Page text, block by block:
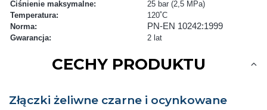
Ciśnienie maksymalne:
25 bar (2,5 MPa)
Temperatura:
120˚C
Norma:
PN-EN 10242:1999
Gwarancja: 2 lat
CECHY PRODUKTU
Złączki żeliwne czarne i ocynkowane